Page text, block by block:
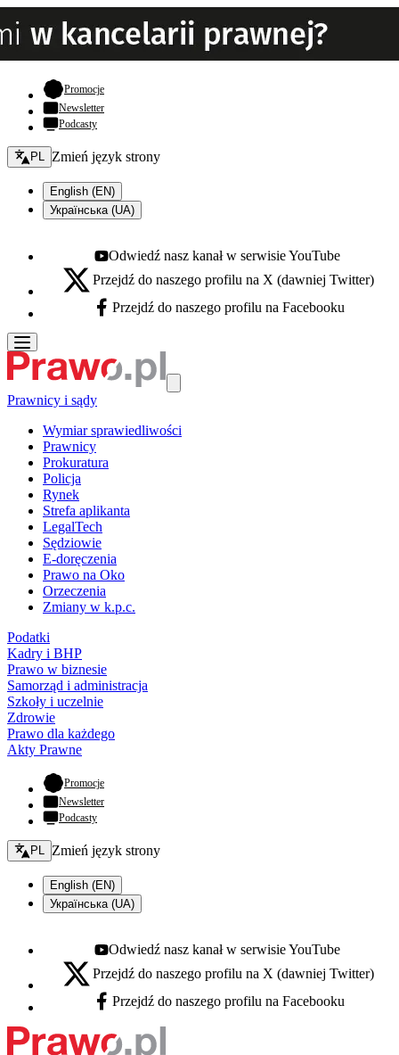
Promocje- otwiera się w nowej karcie
Newsletter
Podcasty
Zmień język - bieżący:
PL Zmień język strony
English (EN)
Українська (UA)
Youtube - otwiera się w nowej karcie
Odwiedź nasz kanał w serwisie YouTube
X - otwiera się w nowej karcie
Przejdź do naszego profilu na X (dawniej Twitter)
Facebook - otwiera się w nowej karcie
Przejdź do naszego profilu na Facebooku
Prawnicy i sądy
Wymiar sprawiedliwości
Prawnicy
Prokuratura
Policja
Rynek
Strefa aplikanta
LegalTech
Sędziowie
E-doręczenia
Prawo na Oko
Orzeczenia
Zmiany w k.p.c.
Podatki
Kadry i BHP
Prawo w biznesie
Samorząd i administracja
Szkoły i uczelnie
Zdrowie
Prawo dla każdego
Akty Prawne
Promocje- otwiera się w nowej karcie
Newsletter
Podcasty
Zmień język - bieżący:
PL Zmień język strony
English (EN)
Українська (UA)
Youtube - otwiera się w nowej karcie
Odwiedź nasz kanał w serwisie YouTube
X - otwiera się w nowej karcie
Przejdź do naszego profilu na X (dawniej Twitter)
Facebook - otwiera się w nowej karcie
Przejdź do naszego profilu na Facebooku